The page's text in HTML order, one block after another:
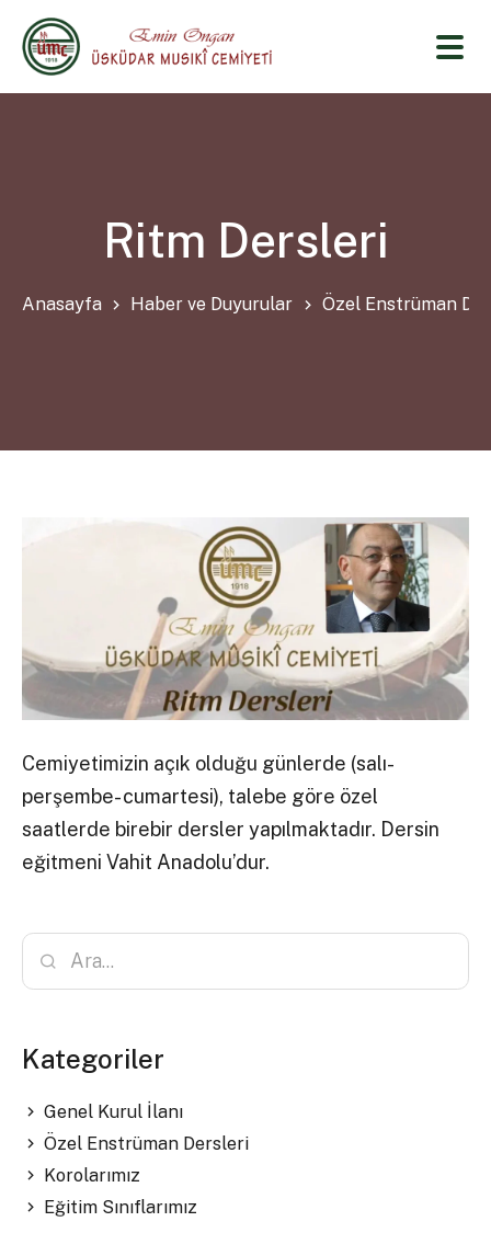
Ritm Dersleri
Anasayfa Haber ve Duyurular Özel Enstrüman
Cemiyetimizin açık olduğu günlerde (salı-
perşembe- cumartesi), talebe göre özel
saatlerde birebir dersler yapılmaktadır. Dersin
eğitmeni Vahit Anadolu’dur.
Kategoriler
Genel Kurul İlanı
Özel Enstrüman Dersleri
Korolarımız
Eğitim Sınıflarımız